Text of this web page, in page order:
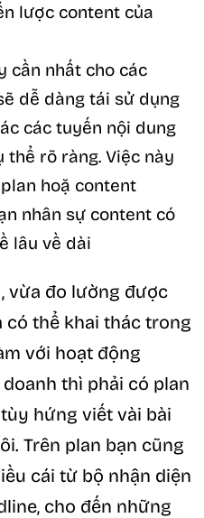
lược content của
cần nhất cho các
dễ dàng tái sử dụng
các tuyến nội dung
thể rõ ràng. Việc này
hoặ content
nhân sự content có
lâu về dài
vừa đo lường được
có thể khai thác trong
với hoạt động
thì phải có plan
hứng viết vài bài
Trên plan bạn cũng
cái từ bộ nhận diện
cho đến những